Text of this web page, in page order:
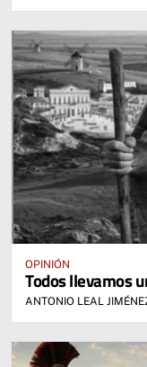
OPINIÓN
Todos llevamos
ANTONIO LEAL